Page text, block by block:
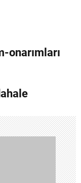
onarımları